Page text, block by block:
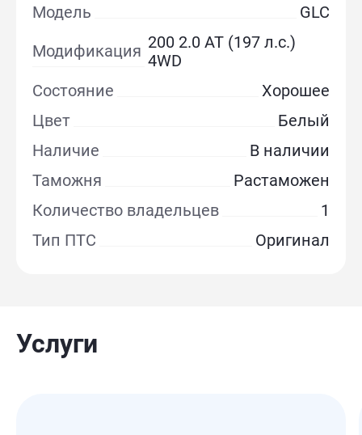
Модель
GLC
Модификация 200 2.0 AT (197 л.с.)
4WD
Состояние
Хорошее
Цвет
Белый
Наличие
В наличии
Таможня
Растаможен
Количество владельцев
1
Тип ПТС
Оригинал
Услуги